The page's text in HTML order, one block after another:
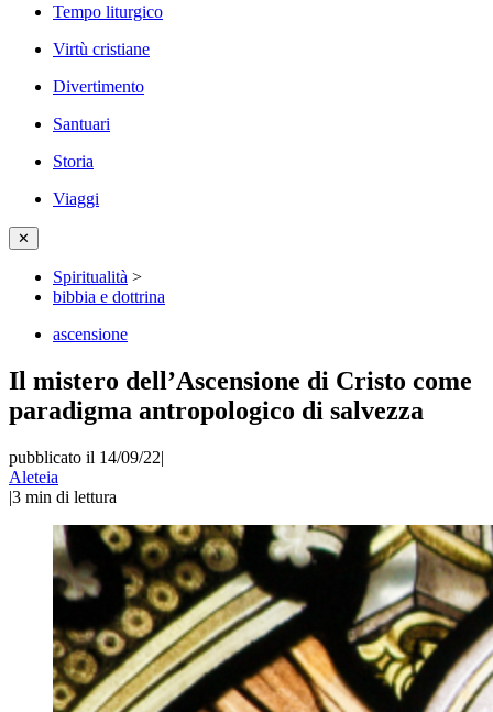
Tempo liturgico
Virtù cristiane
Divertimento
Santuari
Storia
Viaggi
✕
Spiritualità >
bibbia e dottrina
ascensione
Il mistero dell’Ascensione di Cristo come
paradigma antropologico di salvezza
pubblicato il 14/09/22|
Aleteia
|3 min di lettura